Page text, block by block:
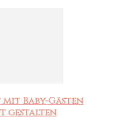
Baby-Gästen
gestalten